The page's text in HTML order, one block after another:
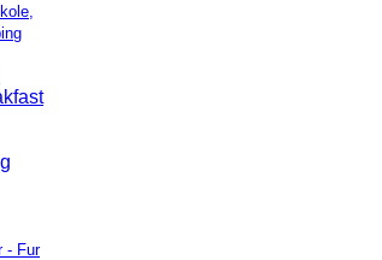
- Fur